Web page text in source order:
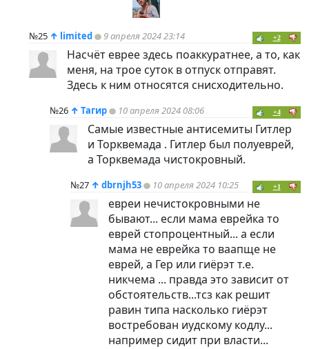
№25 ↑ limited 9 апреля 2024 23:14 +2
Насчёт еврее здесь поаккуратнее, а то, как
меня, на трое суток в отпуск отправят.
Здесь к ним относятся снисходительно.
№26 ↑ Тагир 10 апреля 2024 08:06 +4
Самые известные антисемиты Гитлер
и Торквемада . Гитлер был полуеврей,
а Торквемада чистокровный.
№27 ↑ dbrnjh53 10 апреля 2024 10:25 +1
евреи нечистокровными не
бывают... если мама еврейка то
еврей стопроцентный... а если
мама не еврейка то ваапще не
еврей, а Гер или гиёрэт т.е.
никчема ... правда это зависит от
обстоятельств...тсз как решит
равин типа насколько гиёрэт
востребован иудскому кодлу...
например сидит при власти...